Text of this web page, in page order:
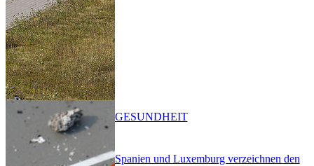
Spanien und Luxemburg verzeichnen den
GESUNDHEIT